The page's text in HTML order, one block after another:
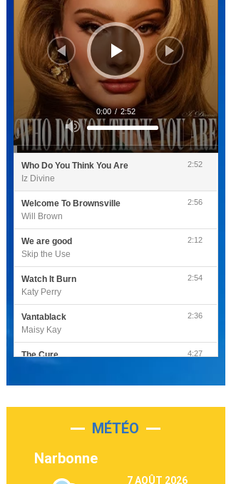
Utilisez
les
flèches
haut/bas
augmenter
le
volume.
0:00 / 2:52
Who Do You Think You Are
Iz Divine
2:52
Welcome To Brownsville
Will Brown
2:56
We are good
Skip the Use
2:12
Watch It Burn
Katy Perry
2:54
Vantablack
Maisy Kay
2:36
The Cure
4:27
Luke Combs
Second Chance
Martin Garrix & Ed Sheeran
MÉTÉO
Narbonne
7 AOÛT 2026